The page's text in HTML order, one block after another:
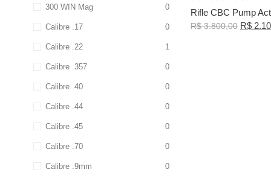
300 WIN Mag 0
Calibre .17 0
Calibre .22 1
Calibre .357 0
Calibre .40 0
Calibre .44 0
Calibre .45 0
Calibre .70 0
Calibre .9mm 0
Rifle CBC Pump
R$3.800,00 R$